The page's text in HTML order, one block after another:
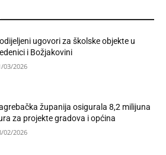
ugovori za školske objekte u
i Božjakovini
03/2026
županija osigurala 8,2 milijuna
za projekte gradova i općina
02/2026